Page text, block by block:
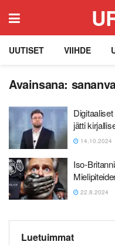
UUTISET VIIHDE
Avainsana:
jätti
14.10.2024
Iso-
22.8.2024
Luetuimmat